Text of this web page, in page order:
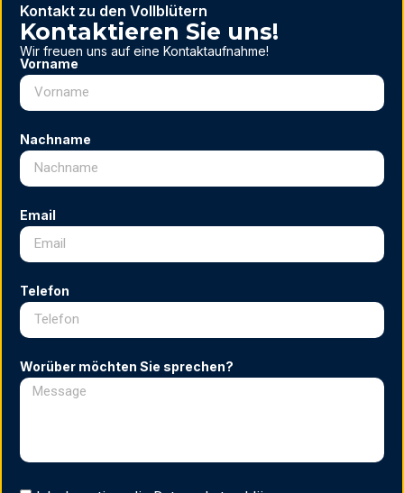
Kontakt zu den Vollblütern
Kontaktieren Sie uns!
Wir freuen uns auf eine Kontaktaufnahme!
Vorname
Nachname
Email
Telefon
Worüber möchten Sie sprechen?